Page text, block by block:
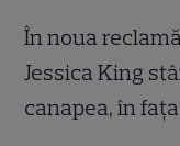
În noua
Jessica King
canapea, în